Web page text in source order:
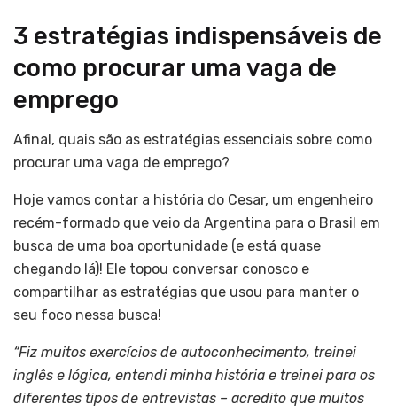
3 estratégias indispensáveis de
como procurar uma vaga de
emprego
Afinal, quais são as estratégias essenciais sobre como
procurar uma vaga de emprego?
Hoje vamos contar a história do Cesar, um engenheiro
recém-formado que veio da Argentina para o Brasil em
busca de uma boa oportunidade (e está quase
chegando lá)! Ele topou conversar conosco e
compartilhar as estratégias que usou para manter o
seu foco nessa busca!
“Fiz muitos exercícios de autoconhecimento, treinei
inglês e lógica, entendi minha história e treinei para os
diferentes tipos de entrevistas – acredito que muitos